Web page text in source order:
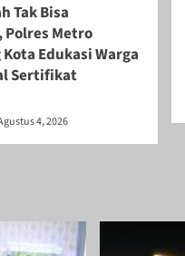
Tak Bisa
Polres Metro
Edukasi Warga
Sertifikat
4, 2026